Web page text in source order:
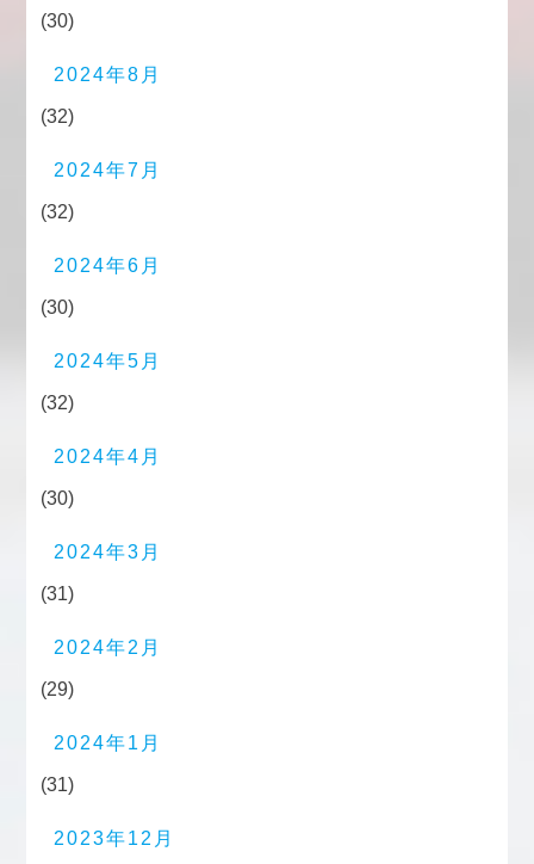
(30)
2024年8月
(32)
2024年7月
(32)
2024年6月
(30)
2024年5月
(32)
2024年4月
(30)
2024年3月
(31)
2024年2月
(29)
2024年1月
(31)
2023年12月